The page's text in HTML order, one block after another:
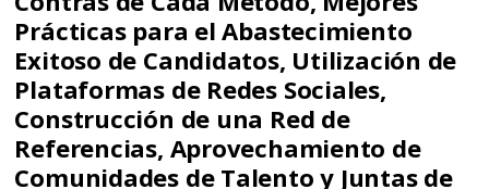
Prácticas para el Abastecimiento
Exitoso de Candidatos, Utilización de
Plataformas de Redes Sociales,
Construcción de una Red de
Referencias, Aprovechamiento de
Comunidades de Talento y Juntas de